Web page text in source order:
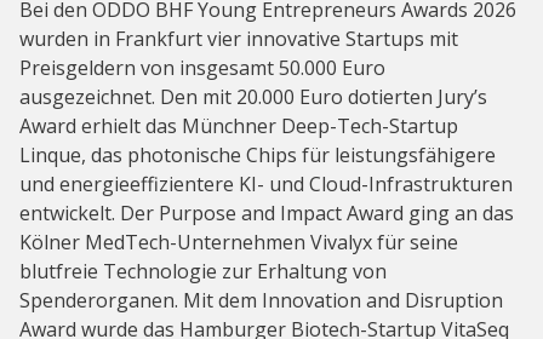
Bei den ODDO BHF Young Entrepreneurs Awards 2026
wurden in Frankfurt vier innovative Startups mit
Preisgeldern von insgesamt 50.000 Euro
ausgezeichnet. Den mit 20.000 Euro dotierten Jury’s
Award erhielt das Münchner Deep-Tech-Startup
Linque, das photonische Chips für leistungsfähigere
und energieeffizientere KI- und Cloud-Infrastrukturen
entwickelt. Der Purpose and Impact Award ging an das
Kölner MedTech-Unternehmen Vivalyx für seine
blutfreie Technologie zur Erhaltung von
Spenderorganen. Mit dem Innovation and Disruption
Award wurde das Hamburger Biotech-Startup VitaSeq